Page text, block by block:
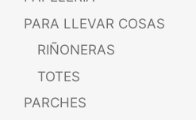
PARA LLEVAR COSAS
RIÑONERAS
TOTES
PARCHES